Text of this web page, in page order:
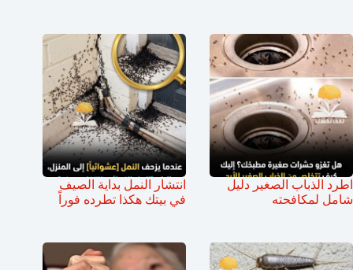
اطرد الذباب الصغير دليل
شامل لمكافحته
انتشار النمل بداية الصيف
في بيتك هكذا تطرده فوراً